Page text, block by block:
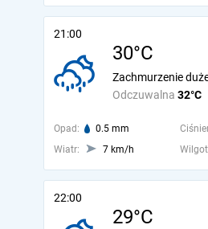
21:00
30°C
Odczuwalna 32°C
Zachmurzenie
Opad: 0.5 mm
Wiatr:
7 km/h
22:00
29°C